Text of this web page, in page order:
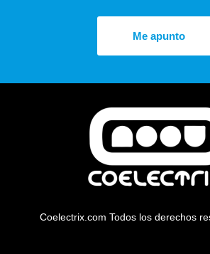
Me apunto
Coelectrix.com Todos los derechos